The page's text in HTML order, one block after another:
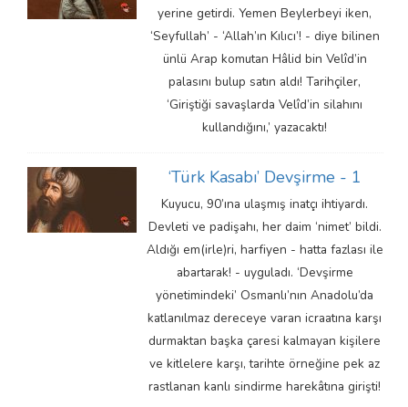
yerine getirdi. Yemen Beylerbeyi iken,
‘Seyfullah’ - ‘Allah’ın Kılıcı’! - diye bilinen
ünlü Arap komutan Hâlid bin Velîd’in
palasını bulup satın aldı! Tarihçiler,
‘Giriştiği savaşlarda Velîd’in silahını
kullandığını,’ yazacaktı!
‘Türk Kasabı’ Devşirme - 1
Kuyucu, 90’ına ulaşmış inatçı ihtiyardı.
Devleti ve padişahı, her daim ‘nimet’ bildi.
Aldığı em(irle)ri, harfiyen - hatta fazlası ile
abartarak! - uyguladı. ‘Devşirme
yönetimindeki’ Osmanlı’nın Anadolu’da
katlanılmaz dereceye varan icraatına karşı
durmaktan başka çaresi kalmayan kişilere
ve kitlelere karşı, tarihte örneğine pek az
rastlanan kanlı sindirme harekâtına girişti!